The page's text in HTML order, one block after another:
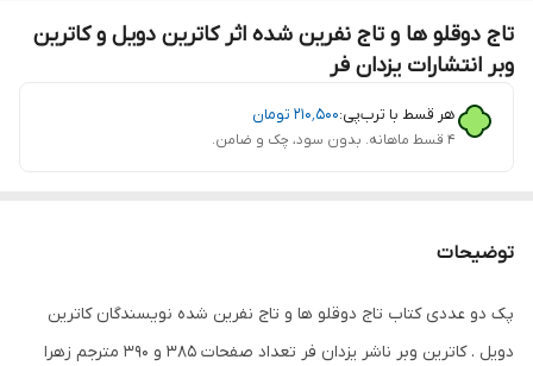
تاج دوقلو ها و تاج نفرین شده اثر کاترین دویل و کاترین
وبر انتشارات یزدان فر
هر قسط با ترب‌پی:۲۱۰٬۵۰۰ تومان
۴ قسط ماهانه. بدون سود، چک و ضامن.
توضیحات
پک دو عددی کتاب تاج دوقلو ها و تاج نفرین شده نویسندگان کاترین
دویل . کاترین وبر ناشر یزدان فر تعداد صفحات 385 و 390 مترجم زهرا